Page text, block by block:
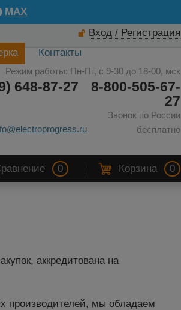
MAX
Вход / Регистрация
Контакты
Режим работы: Пн-Пт, с 9-30 до 18-00, мск
8-800-505-67-
27
Звонок по России
бесплатно
648-87-27
0 Корзина 0
аккредитована на
производителей, мы обладаем